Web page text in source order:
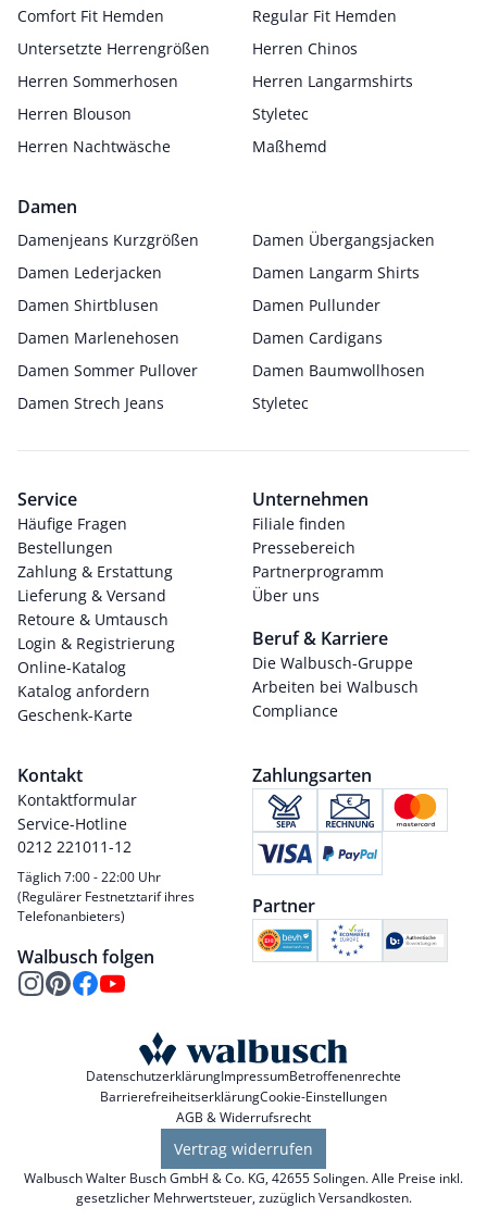
Comfort Fit Hemden
Regular Fit Hemden
Untersetzte Herrengrößen
Herren Chinos
Herren Sommerhosen
Herren Langarmshirts
Herren Blouson
Styletec
Herren Nachtwäsche
Maßhemd
Damen
Damenjeans Kurzgrößen
Damen Übergangsjacken
Damen Lederjacken
Damen Langarm Shirts
Damen Shirtblusen
Damen Pullunder
Damen Marlenehosen
Damen Cardigans
Damen Sommer Pullover
Damen Baumwollhosen
Damen Strech Jeans
Styletec
Service
Häufige Fragen
Bestellungen
Zahlung & Erstattung
Lieferung & Versand
Retoure & Umtausch
Login & Registrierung
Online-Katalog
Katalog anfordern
Geschenk-Karte
Unternehmen
Filiale finden
Pressebereich
Partnerprogramm
Über uns
Beruf & Karriere
Die Walbusch-Gruppe
Arbeiten bei Walbusch
Compliance
Kontakt
Kontaktformular
Service-Hotline
0212 221011-12
Täglich 7:00 - 22:00 Uhr
(Regulärer Festnetztarif ihres
Telefonanbieters)
Walbusch folgen
Zahlungsarten
Partner
DatenschutzerklärungImpressumBetroffenenrechte
BarrierefreiheitserklärungCookie-Einstellungen
AGB & Widerrufsrecht
Vertrag widerrufen
Walbusch Walter Busch GmbH & Co. KG, 42655 Solingen. Alle Preise inkl.
gesetzlicher Mehrwertsteuer, zuzüglichVersandkosten.